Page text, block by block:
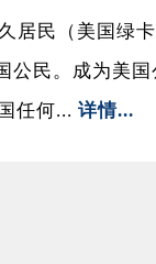
居民（美国绿
公民。成为美
任何... 详情...